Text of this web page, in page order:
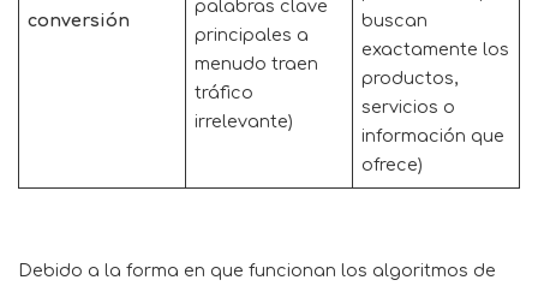
conversión
palabras clave
principales a
menudo traen
tráfico
irrelevante)
buscan
exactamente los
productos,
servicios o
información que
ofrece)
Debido a la forma en que funcionan los algoritmos de